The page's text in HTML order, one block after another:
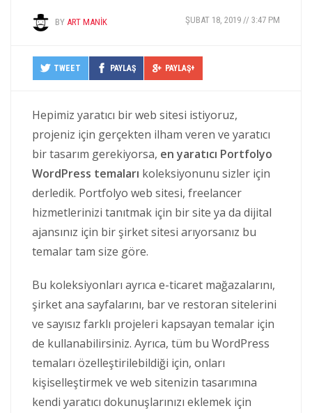
BY ART MANIK ŞUBAT 18, 2019 // 3:47 PM
TWEET PAYLAŞ PAYLAŞ+
Hepimiz yaratıcı bir web sitesi istiyoruz,
projeniz için gerçekten ilham veren ve yaratıcı
bir tasarım gerekiyorsa, en yaratıcı Portfolyo
WordPress temaları koleksiyonunu sizler için
derledik. Portfolyo web sitesi, freelancer
hizmetlerinizi tanıtmak için bir site ya da dijital
ajansınız için bir şirket sitesi arıyorsanız bu
temalar tam size göre.
Bu koleksiyonları ayrıca e-ticaret mağazalarını,
şirket ana sayfalarını, bar ve restoran sitelerini
ve sayısız farklı projeleri kapsayan temalar için
de kullanabilirsiniz. Ayrıca, tüm bu WordPress
temaları özelleştirilebildiği için, onları
kişiselleştirmek ve web sitenizin tasarımına
kendi yaratıcı dokunuşlarınızı eklemek için